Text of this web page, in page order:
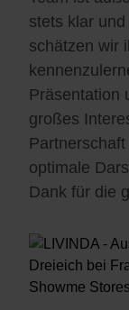
stets klar
schätzen wir
Präsentation
großes
optimale
Dank für die